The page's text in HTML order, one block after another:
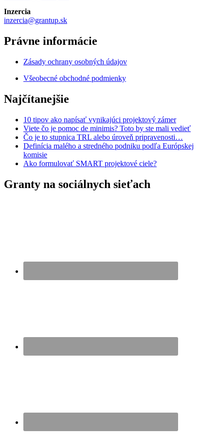
Inzercia
inzercia@grantup.sk
Právne informácie
Zásady ochrany osobných údajov
Všeobecné obchodné podmienky
Najčítanejšie
10 tipov ako napísať vynikajúci projektový zámer
Viete čo je pomoc de minimis? Toto by ste mali vedieť
Čo je to stupnica TRL alebo úroveň pripravenosti…
Definícia malého a stredného podniku podľa Európskej
komisie
Ako formulovať SMART projektové ciele?
Granty na sociálnych sieťach